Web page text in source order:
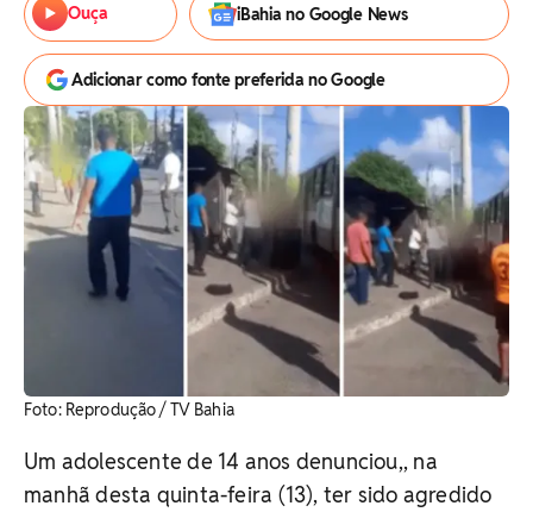
Ouça iBahia no Google News
Adicionar como fonte preferida no Google
Foto: Reprodução / TV Bahia
Um adolescente de 14 anos denunciou,, na
manhã desta quinta-feira (13), ter sido agredido